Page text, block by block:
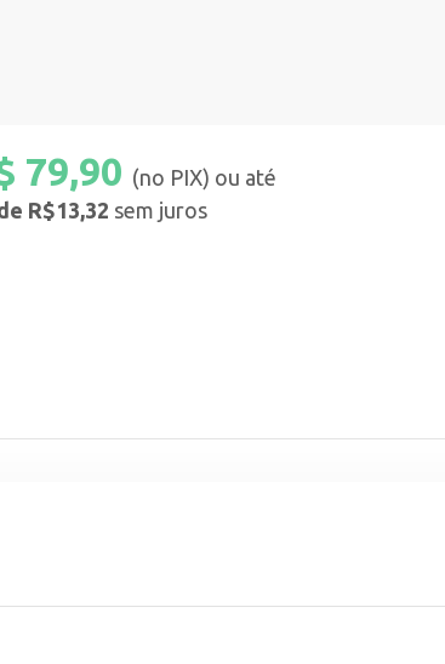
79,90 (no PIX) ou até
R$13,32 sem juros